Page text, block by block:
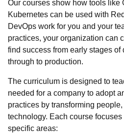
Our courses show how tools like
Kubernetes can be used with
DevOps work for you and your
practices, your organization can
find success from early stages
through to production.
The curriculum is designed to
needed for a company to adopt
practices by transforming
technology. Each course
specific areas: